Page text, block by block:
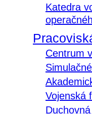
Katedra
Centrum
Vojenská